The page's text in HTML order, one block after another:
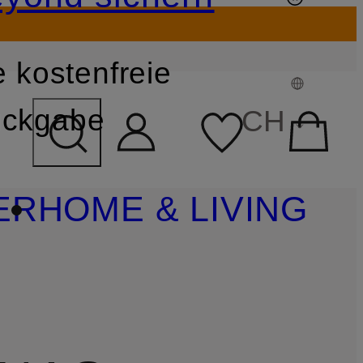
ÜBERSPRINGEN
kostenfreie
CH
HOME & LIVING